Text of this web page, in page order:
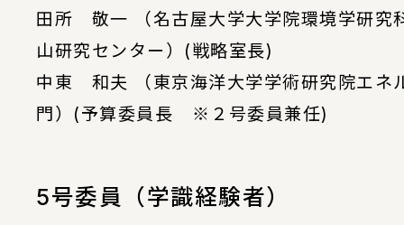
田所 敬一 （名古屋大学大学院環境学研究
山研究センター）(戦略室長)
中東 和夫 （東京海洋大学学術研究院エネ
門）(予算委員長 ※２号委員兼任)
5号委員（学識経験者）